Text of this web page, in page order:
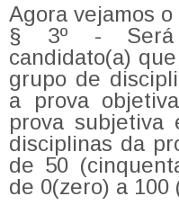
Agora vejamos
§ 3º - Será
candidato(a)
grupo de
a prova
prova subjetiva
disciplinas da
de 50
de 0(zero) a 100